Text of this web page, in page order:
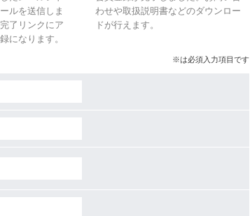
ルを送信しま
了リンクにア
になります。
わせや取扱説明書などのダウンロー
ドが行えます。
※は必須入力項目です